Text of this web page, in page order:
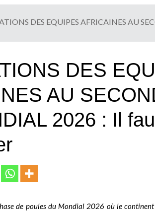
DES EQUIPES AFRICAINES AU
DES
AU
2026 : Il
de poules du Mondial 2026 où le